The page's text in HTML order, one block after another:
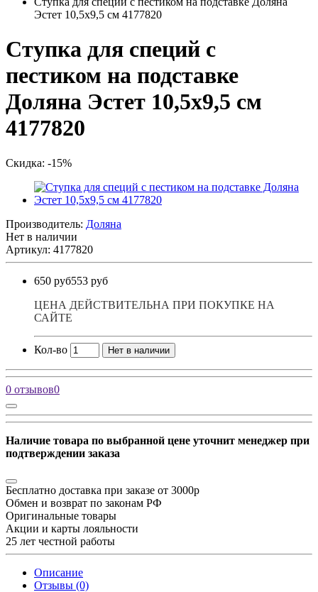
Эстет 10,5х9,5 см 4177820
Ступка для специй с
пестиком на подставке
Доляна Эстет 10,5х9,5 см
4177820
Cкидка: -15%
Производитель: Доляна
Нет в наличии
Артикул: 4177820
650 руб553 руб
ЦЕНА ДЕЙСТВИТЕЛЬНА ПРИ ПОКУПКЕ НА
САЙТЕ
Кол-во Нет в наличии
0 отзывов0
Наличие товара по выбранной цене уточнит менеджер при
подтверждении заказа
Бесплатно доставка при заказе от 3000р
Обмен и возврат по законам РФ
Оригинальные товары
Акции и карты лояльности
25 лет честной работы
Описание
Отзывы (0)